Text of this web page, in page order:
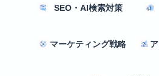
SEO・AI検索対策
マーケティング戦略